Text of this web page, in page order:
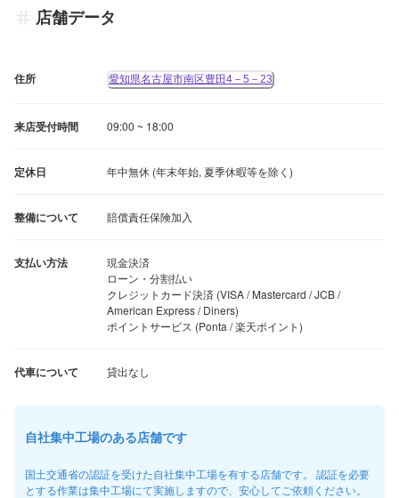
店舗データ
住所 愛知県名古屋市南区豊田4－5－23
来店受付時間 09:00 ~ 18:00
定休日 年中無休 (年末年始, 夏季休暇等を除く)
整備について 賠償責任保険加入
支払い方法
現金決済
ローン・分割払い
クレジットカード決済 (VISA / Mastercard / JCB /
American Express / Diners)
ポイントサービス (Ponta / 楽天ポイント)
代車について 貸出なし
自社集中工場のある店舗です
国土交通省の認証を受けた自社集中工場を有する店舗です。 認証を必要
とする作業は集中工場にて実施しますので、安心してご依頼ください。